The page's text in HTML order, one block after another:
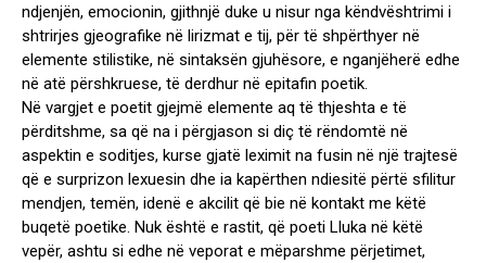
ndjenjën, emocionin, gjithnjë duke u nisur nga këndvështrimi i
shtrirjes gjeografike në lirizmat e tij, për të shpërthyer në
elemente stilistike, në sintaksën gjuhësore, e nganjëherë edhe
në atë përshkruese, të derdhur në epitafin poetik.
Në vargjet e poetit gjejmë elemente aq të thjeshta e të
përditshme, sa që na i përgjason si diç të rëndomtë në
aspektin e soditjes, kurse gjatë leximit na fusin në një trajtesë
që e surprizon lexuesin dhe ia kapërthen ndiesitë përtë sfilitur
mendjen, temën, idenë e akcilit që bie në kontakt me këtë
buqetë poetike. Nuk është e rastit, që poeti Lluka në këtë
vepër, ashtu si edhe në veporat e mëparshme përjetimet,